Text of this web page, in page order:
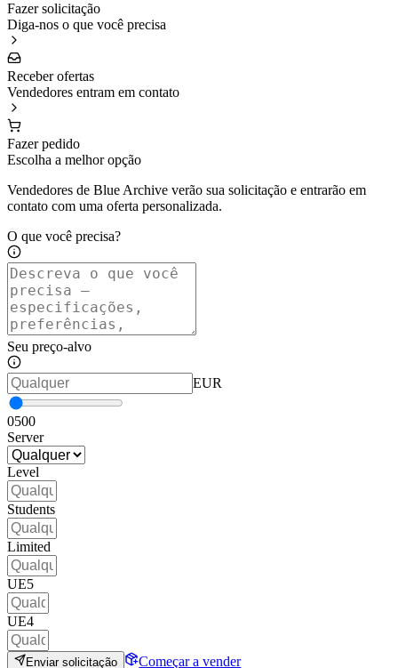
Fazer solicitação
Diga-nos o que você precisa
Receber ofertas
Vendedores entram em contato
Fazer pedido
Escolha a melhor opção
Vendedores de Blue Archive verão sua solicitação e entrarão em
contato com uma oferta personalizada.
O que você precisa?
Seu preço-alvo
EUR
0500
Server
Level
Students
Limited
UE5
UE4
Enviar solicitação
Começar a vender